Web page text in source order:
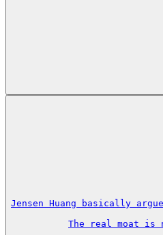
Jensen Huang basically
The real moat is